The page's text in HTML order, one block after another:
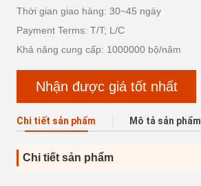
Thời gian giao hàng: 30~45 ngày
Payment Terms: T/T; L/C
Khả năng cung cấp: 1000000 bộ/năm
Nhận được giá tốt nhất
Chi tiết sản phẩm Mô tả sản phẩm
Chi tiết sản phẩm